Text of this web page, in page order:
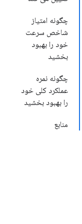
چگونه امتیاز
شاخص سرعت
خود را بهبود
بخشید
چگونه نمره
عملکرد کلی خود
را بهبود بخشید
منابع